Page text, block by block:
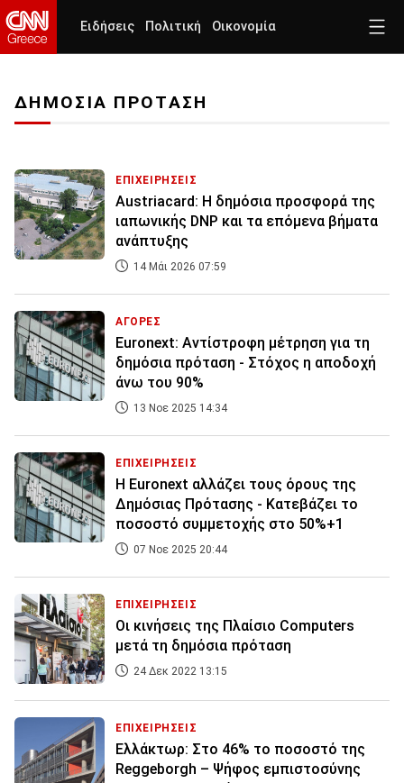
Ειδήσεις Πολιτική Οικονομία
ΔΗΜΟΣΙΑ ΠΡΟΤΑΣΗ
ΕΠΙΧΕΙΡΗΣΕΙΣ
Austriacard: Η δημόσια προσφορά της
ιαπωνικής DNP και τα επόμενα βήματα
ανάπτυξης
14 Μάι 2026 07:59
ΑΓΟΡΕΣ
Euronext: Αντίστροφη μέτρηση για τη
δημόσια πρόταση - Στόχος η αποδοχή
άνω του 90%
13 Νοε 2025 14:34
ΕΠΙΧΕΙΡΗΣΕΙΣ
Η Euronext αλλάζει τους όρους της
Δημόσιας Πρότασης - Κατεβάζει το
ποσοστό συμμετοχής στο 50%+1
07 Νοε 2025 20:44
ΕΠΙΧΕΙΡΗΣΕΙΣ
Οι κινήσεις της Πλαίσιο Computers
μετά τη δημόσια πρόταση
24 Δεκ 2022 13:15
ΕΠΙΧΕΙΡΗΣΕΙΣ
Ελλάκτωρ: Στο 46% το ποσοστό της
Reggeborgh – Ψήφος εμπιστοσύνης